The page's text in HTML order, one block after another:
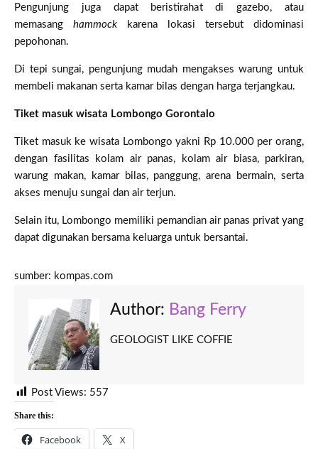
Pengunjung juga dapat beristirahat di gazebo, atau
memasang hammock karena lokasi tersebut didominasi
pepohonan.
Di tepi sungai, pengunjung mudah mengakses warung untuk
membeli makanan serta kamar bilas dengan harga terjangkau.
Tiket masuk wisata Lombongo Gorontalo
Tiket masuk ke wisata Lombongo yakni Rp 10.000 per orang,
dengan fasilitas kolam air panas, kolam air biasa, parkiran,
warung makan, kamar bilas, panggung, arena bermain, serta
akses menuju sungai dan air terjun.
Selain itu, Lombongo memiliki pemandian air panas privat yang
dapat digunakan bersama keluarga untuk bersantai.
sumber: kompas.com
Author: Bang Ferry
GEOLOGIST LIKE COFFIE
Post Views: 557
Share this:
Facebook X